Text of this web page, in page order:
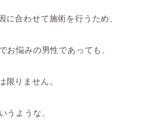
に合わせて施術を行うため、
お悩みの男性であっても、
りません。
うような、